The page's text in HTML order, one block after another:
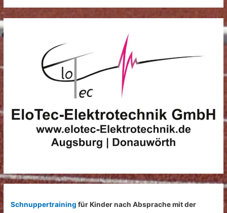
:
Schnuppertrainingfür Kinder nach Absprache mit der